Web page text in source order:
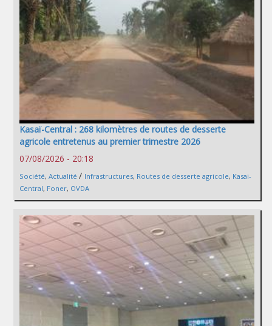
Kasaï-Central : 268 kilomètres de routes de desserte
agricole entretenus au premier trimestre 2026
07/08/2026 - 20:18
Société, Actualité / Infrastructures, Routes de desserte agricole, Kasai-
Central, Foner, OVDA